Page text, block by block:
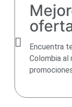
Encuentra
Colombia al